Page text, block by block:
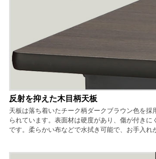
反射を抑えた木目柄天板
天板は落ち着いたチーク柄ダークブラウン色を採
られています。表面材は硬度があり、傷が付きに
です。柔らかい布などで水拭き可能で、お手入れ